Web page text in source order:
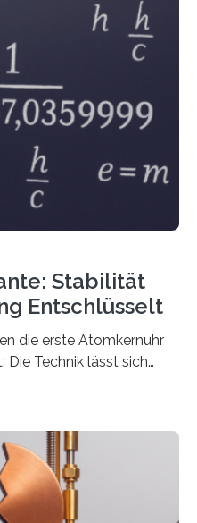
Stabilität
Entschlüsselt
die erste Atomkernuhr
Die Technik lässt sich
Thorium-
man jahrzehntelang
passenden
worden, 2024 gelang
Unterstützung